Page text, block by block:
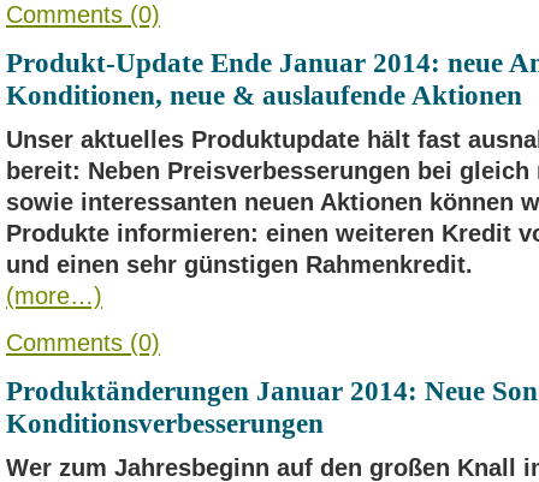
Comments (0)
Produkt-Update Ende Januar 2014: neue
Konditionen, neue & auslaufende Aktionen
Unser aktuelles Produktupdate hält fast
bereit: Neben Preisverbesserungen bei
sowie interessanten neuen Aktionen können
Produkte informieren: einen weiteren Kredit
und einen sehr günstigen Rahmenkredit.
(more…)
Comments (0)
Produktänderungen Januar 2014: Neue
Konditionsverbesserungen
Wer zum Jahresbeginn auf den großen Knall